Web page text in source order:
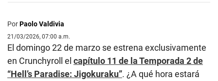
PorPaolo Valdivia
21/03/2026, 07:00 a.m.
El domingo 22 de marzo se estrena exclusivamente
en Crunchyroll el capítulo 11 de la Temporada 2 de
“Hell’s Paradise: Jigokuraku”. ¿A qué hora estará